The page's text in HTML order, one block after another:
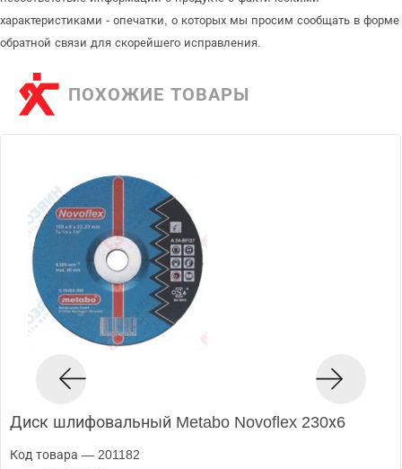
характеристиками - опечатки, о которых мы просим сообщать в форме
обратной связи для скорейшего исправления.
ПОХОЖИЕ ТОВАРЫ
Диск шлифовальный Metabo Novoflex 230х6
Код товара — 201182